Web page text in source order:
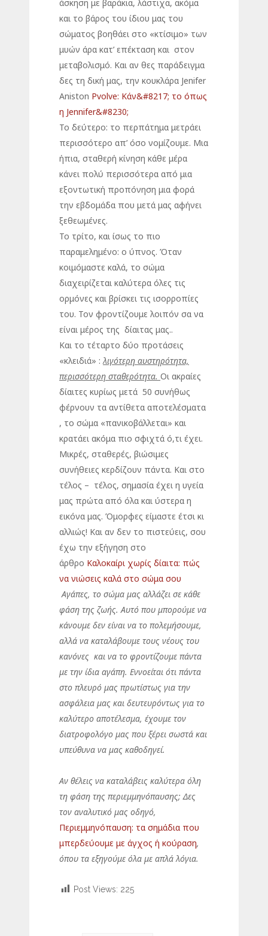
άσκηση με βαράκια, λάστιχα, ακόμα
και το βάρος του ίδιου μας του
σώματος βοηθάει στο «κτίσιμο» των
μυών άρα κατ’ επέκταση και στον
μεταβολισμό. Και αν θες παράδειγμα
δες τη δική μας, την κουκλάρα Jenifer
Aniston Pvolve: Κάν&#8217; το όπως
η Jennifer&#8230;
Το δεύτερο: το περπάτημα μετράει
περισσότερο απ’ όσο νομίζουμε. Μια
ήπια, σταθερή κίνηση κάθε μέρα
κάνει πολύ περισσότερα από μια
εξοντωτική προπόνηση μια φορά
την εβδομάδα που μετά μας αφήνει
ξεθεωμένες.
Το τρίτο, και ίσως το πιο
παραμελημένο: ο ύπνος. Όταν
κοιμόμαστε καλά, το σώμα
διαχειρίζεται καλύτερα όλες τις
ορμόνες και βρίσκει τις ισορροπίες
του. Τον φροντίζουμε λοιπόν σα να
είναι μέρος της δίαιτας μας..
Και το τέταρτο δύο προτάσεις
«κλειδιά» :λιγότερη αυστηρότητα,
περισσότερη σταθερότητα. Οι ακραίες
δίαιτες κυρίως μετά 50 συνήθως
φέρνουν τα αντίθετα αποτελέσματα
, το σώμα «πανικοβάλλεται» και
κρατάει ακόμα πιο σφιχτά ό,τι έχει.
Μικρές, σταθερές, βιώσιμες
συνήθειες κερδίζουν πάντα. Και στο
τέλος – τέλος, σημασία έχει η υγεία
μας πρώτα από όλα και ύστερα η
εικόνα μας. Όμορφες είμαστε έτσι κι
αλλιώς! Και αν δεν το πιστεύεις, σου
έχω την εξήγηση στο
άρθρο Καλοκαίρι χωρίς δίαιτα: πώς
να νιώσεις καλά στο σώμα σου
Αγάπες, το σώμα μας αλλάζει σε κάθε
φάση της ζωής. Αυτό που μπορούμε να
κάνουμε δεν είναι να το πολεμήσουμε,
αλλά να καταλάβουμε τους νέους του
κανόνες και να το φροντίζουμε πάντα
με την ίδια αγάπη. Εννοείται ότι πάντα
στο πλευρό μας πρωτίστως για την
ασφάλεια μας και δευτευρόντως για το
καλύτερο αποτέλεσμα, έχουμε τον
διατροφολόγο μας που ξέρει σωστά και
υπεύθυνα να μας καθοδηγεί.
Αν θέλεις να καταλάβεις καλύτερα όλη
τη φάση της περιεμμηνόπαυσης; Δες
τον αναλυτικό μας οδηγό,
Περιεμμηνόπαυση: τα σημάδια που
μπερδεύουμε με άγχος ή κούραση,
όπου τα εξηγούμε όλα με απλά λόγια.
Post Views: 225